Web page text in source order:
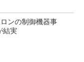
ンの制御機器事
結実